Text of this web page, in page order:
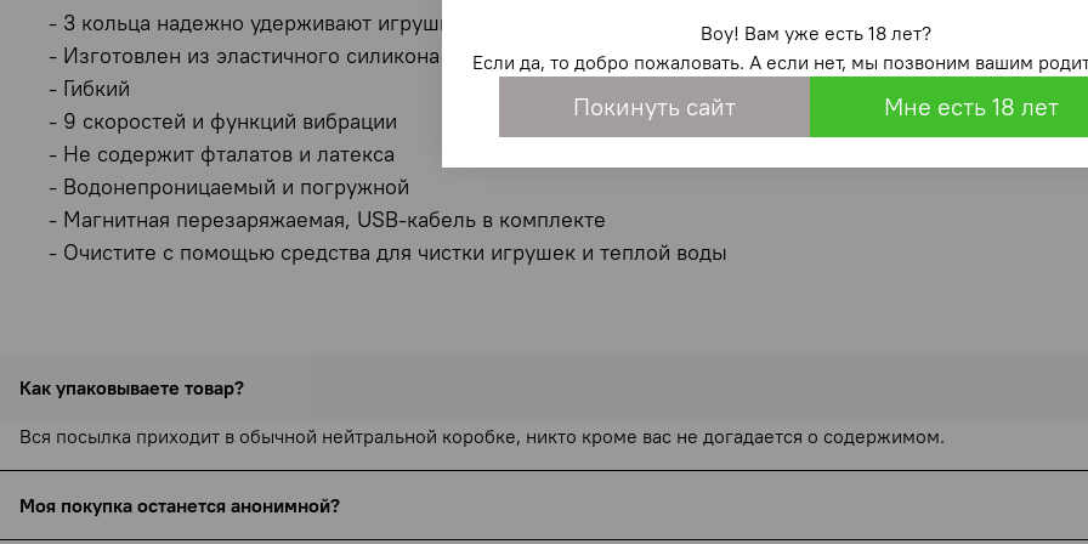
- 3 кольца надежно удерживают игрушку на месте
- Изготовлен из эластичного силикона
- Гибкий
- 9 скоростей и функций вибрации
- Не содержит фталатов и латекса
- Водонепроницаемый и погружной
- Магнитная перезаряжаемая, USB-кабель в комплекте
- Очистите с помощью средства для чистки игрушек и теплой воды
Как упаковываете товар?
Вся посылка приходит в обычной нейтральной коробке, никто кроме вас не догадается о содержимом.
Моя покупка останется анонимной?
Воу! Вам уже есть 18 лет?
Если да, то добро пожаловать. А если нет, мы позвоним вашим
Покинуть сайт Мне есть 18 лет